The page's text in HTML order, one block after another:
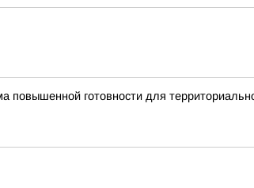
повышенной готовности для